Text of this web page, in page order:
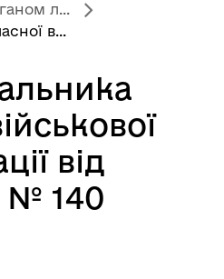
л...
в...
від
№ 140